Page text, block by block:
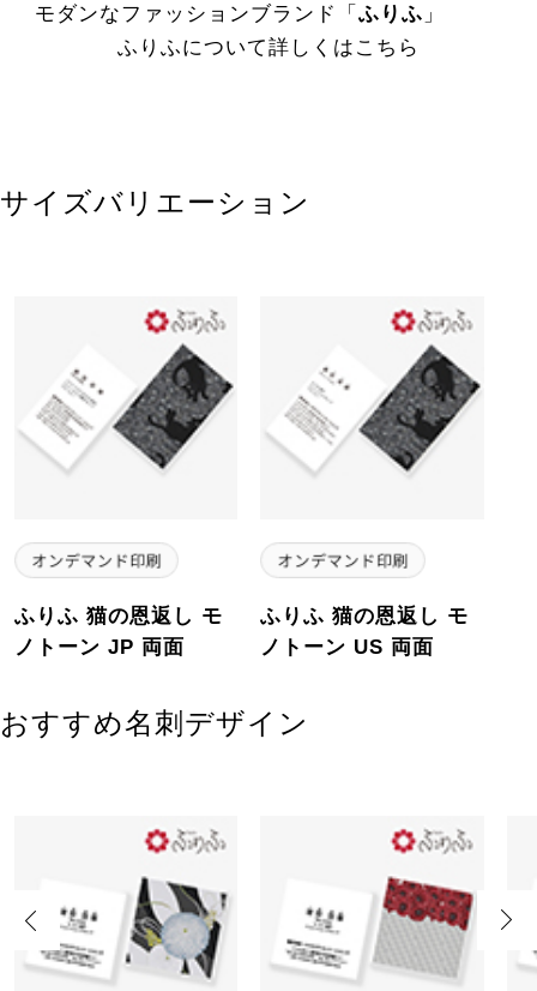
モダンなファッションブランド「 ふりふ 」
ふりふについて詳しくはこちら
サイズバリエーション
ふりふ 猫の恩返し モ
ノトーン JP 両面
ふりふ 猫の恩返し モ
ノトーン US 両面
おすすめ名刺デザイン
Previous Next